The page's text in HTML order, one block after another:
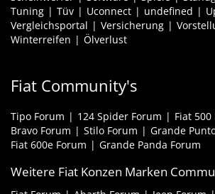
Tuning
Tüv Uconnect undefined
Vergleichsportal
Versicherung
Winterreifen
Ölverlust
Fiat Community's
Tipo Forum 124 Spider Forum
Fiat 500
Bravo Forum
Stilo Forum
Grande
Fiat 600e Forum
Grande Panda Forum
Weitere Fiat Konzen Marken